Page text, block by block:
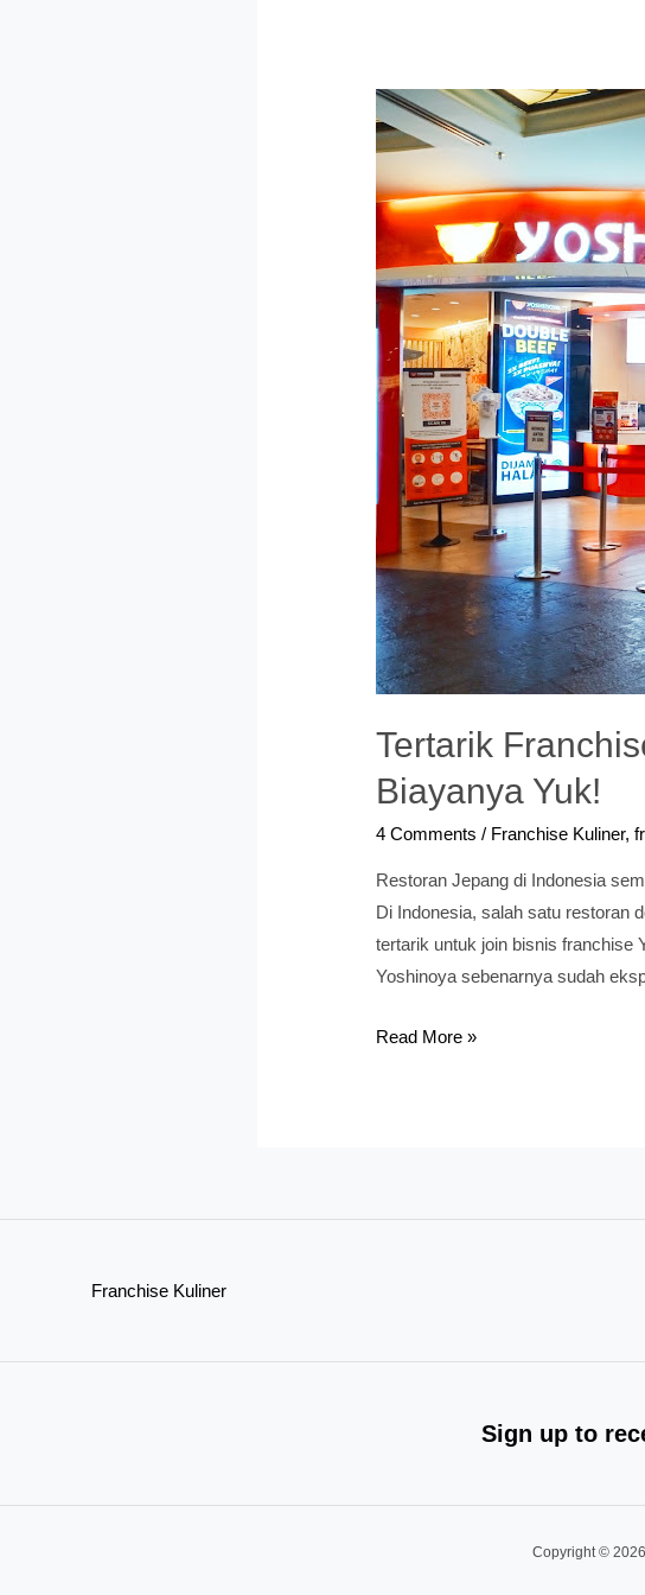
Tertarik
Biayanya Yuk!
4 Comments / Franchise Kuliner,
Restoran Jepang di Indonesia
Di Indonesia, salah satu restoran
tertarik untuk join bisnis franchise
Yoshinoya sebenarnya sudah
Tertarik
Read More »
Franchise Kuliner
Sign up to
Copyright ©